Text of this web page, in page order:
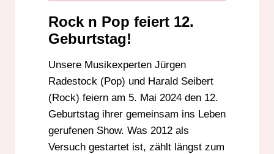
Rock n Pop feiert 12.
Geburtstag!
Unsere Musikexperten Jürgen
Radestock (Pop) und Harald Seibert
(Rock) feiern am 5. Mai 2024 den 12.
Geburtstag ihrer gemeinsam ins Leben
gerufenen Show. Was 2012 als
Versuch gestartet ist, zählt längst zum